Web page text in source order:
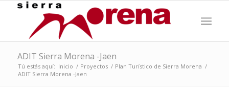
ADIT Sierra Morena -Jaen
Tú estás aquí: Inicio / Proyectos / Plan Turístico de Sierra Morena /
ADIT Sierra Morena -Jaen